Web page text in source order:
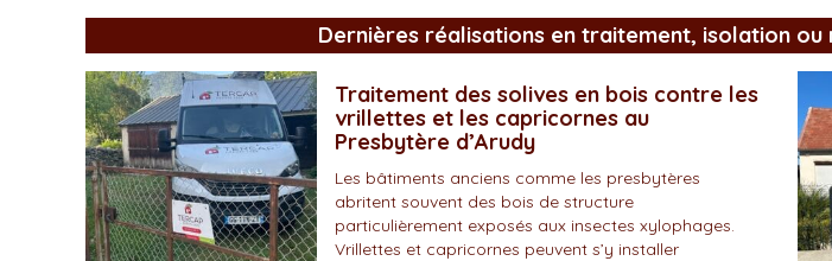
Dernières réalisations en traitement, isolation
Traitement des solives en bois contre les
vrillettes et les capricornes au
Presbytère d’Arudy
Les bâtiments anciens comme les presbytères
abritent souvent des bois de structure
particulièrement exposés aux insectes xylophages.
Vrillettes et capricornes peuvent s’y installer